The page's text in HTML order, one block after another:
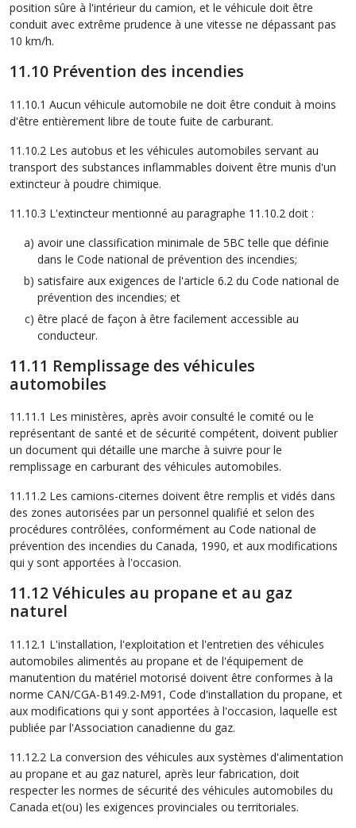
position sûre à l'intérieur du camion, et le véhicule doit être
conduit avec extrême prudence à une vitesse ne dépassant pas
10 km/h.
11.10 Prévention des incendies
11.10.1 Aucun véhicule automobile ne doit être conduit à moins
d'être entièrement libre de toute fuite de carburant.
11.10.2 Les autobus et les véhicules automobiles servant au
transport des substances inflammables doivent être munis d'un
extincteur à poudre chimique.
11.10.3 L'extincteur mentionné au paragraphe 11.10.2 doit :
avoir une classification minimale de 5BC telle que définie
dans le Code national de prévention des incendies;
satisfaire aux exigences de l'article 6.2 du Code national de
prévention des incendies; et
être placé de façon à être facilement accessible au
conducteur.
11.11 Remplissage des véhicules
automobiles
11.11.1 Les ministères, après avoir consulté le comité ou le
représentant de santé et de sécurité compétent, doivent publier
un document qui détaille une marche à suivre pour le
remplissage en carburant des véhicules automobiles.
11.11.2 Les camions-citernes doivent être remplis et vidés dans
des zones autorisées par un personnel qualifié et selon des
procédures contrôlées, conformément au Code national de
prévention des incendies du Canada, 1990, et aux modifications
qui y sont apportées à l'occasion.
11.12 Véhicules au propane et au gaz
naturel
11.12.1 L'installation, l'exploitation et l'entretien des véhicules
automobiles alimentés au propane et de l'équipement de
manutention du matériel motorisé doivent être conformes à la
norme CAN/CGA-B149.2-M91, Code d'installation du propane, et
aux modifications qui y sont apportées à l'occasion, laquelle est
publiée par l'Association canadienne du gaz.
11.12.2 La conversion des véhicules aux systèmes d'alimentation
au propane et au gaz naturel, après leur fabrication, doit
respecter les normes de sécurité des véhicules automobiles du
Canada et(ou) les exigences provinciales ou territoriales.